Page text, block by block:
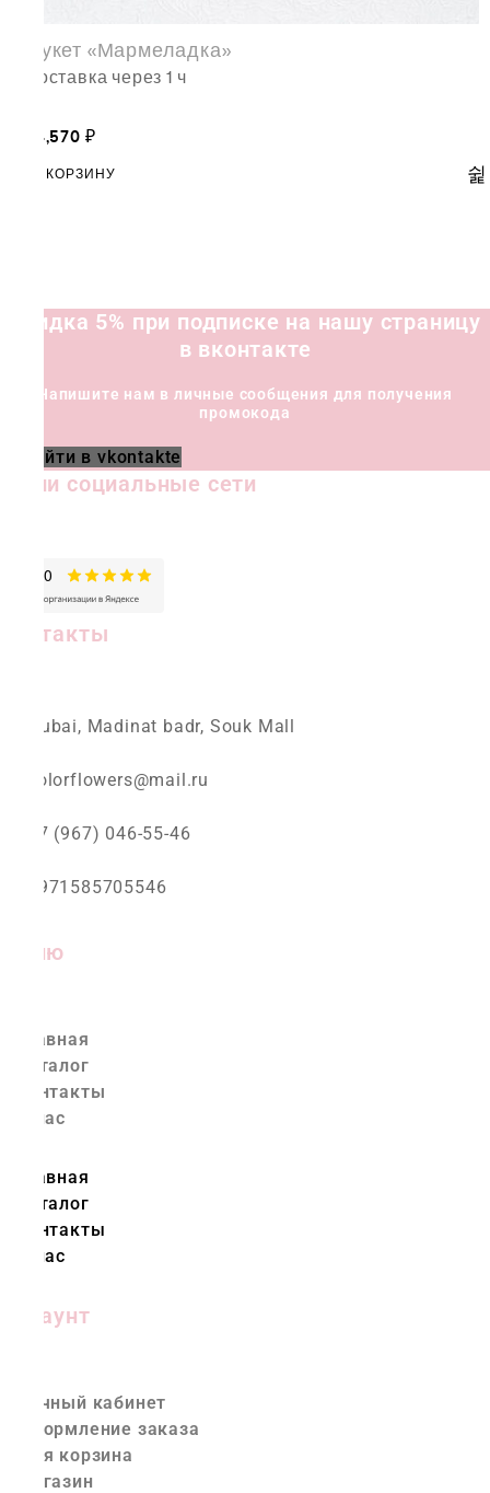
Букет «Мармеладка»
доставка через 1 ч
14,570 ₽
В КОРЗИНУ
Скидка 5% при подписке на нашу страницу
в вконтакте
Напишите нам в личные сообщения для получения
промокода
Перейти в vkontakte
Наши социальные сети
Контакты
Dubai, Madinat badr, Souk Mall
colorflowers@mail.ru
+7 (967) 046-55-46
+971585705546
Меню
Главная
Каталог
Контакты
О нас
Главная
Каталог
Контакты
О нас
Аккаунт
Личный кабинет
Оформление заказа
Моя корзина
Магазин